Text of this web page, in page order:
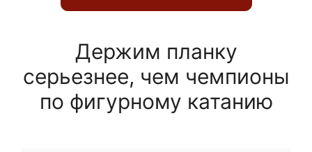
Держим планку
серьезнее, чем чемпионы
по фигурному катанию